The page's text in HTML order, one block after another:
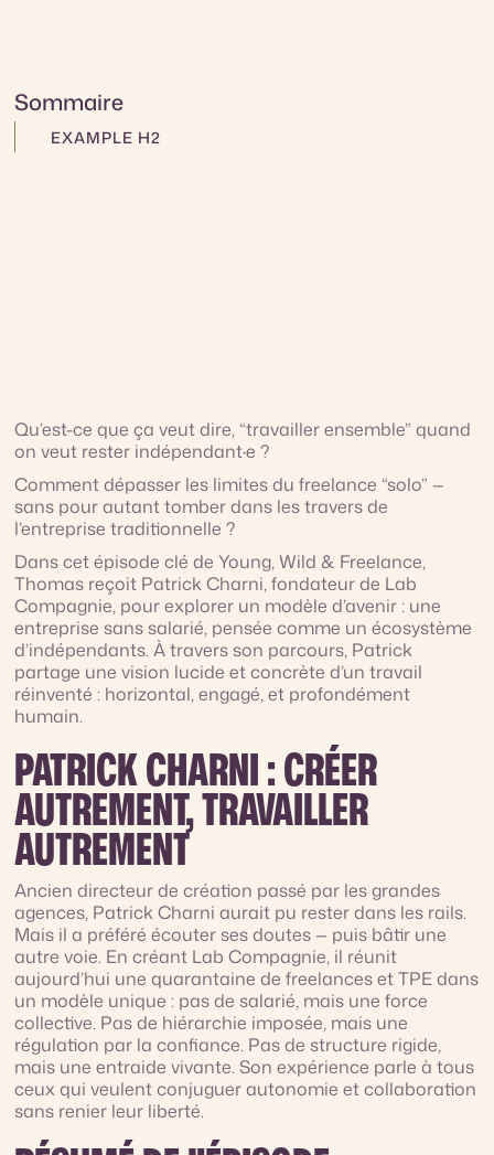
Sommaire
EXAMPLE H2
Qu’est-ce que ça veut dire, “travailler ensemble” quand
on veut rester indépendant·e ?
Comment dépasser les limites du freelance “solo” —
sans pour autant tomber dans les travers de
l’entreprise traditionnelle ?
Dans cet épisode clé de Young, Wild & Freelance,
Thomas reçoit Patrick Charni, fondateur de Lab
Compagnie, pour explorer un modèle d’avenir : une
entreprise sans salarié, pensée comme un écosystème
d’indépendants. À travers son parcours, Patrick
partage une vision lucide et concrète d’un travail
réinventé : horizontal, engagé, et profondément
humain.
PATRICK CHARNI : CRÉER
AUTREMENT, TRAVAILLER
AUTREMENT
Ancien directeur de création passé par les grandes
agences, Patrick Charni aurait pu rester dans les rails.
Mais il a préféré écouter ses doutes — puis bâtir une
autre voie. En créant Lab Compagnie, il réunit
aujourd’hui une quarantaine de freelances et TPE dans
un modèle unique : pas de salarié, mais une force
collective. Pas de hiérarchie imposée, mais une
régulation par la confiance. Pas de structure rigide,
mais une entraide vivante. Son expérience parle à tous
ceux qui veulent conjuguer autonomie et collaboration
sans renier leur liberté.